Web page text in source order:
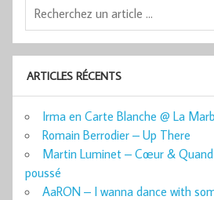
ARTICLES RÉCENTS
Irma en Carte Blanche @ La
Romain Berrodier – Up There
Martin Luminet – Cœur &
poussé
AaRON – I wanna dance with